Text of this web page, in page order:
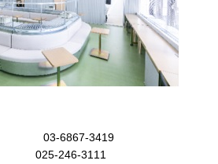
ー 03-6867-3419
025-246-3111